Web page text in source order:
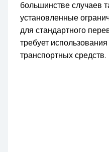
большинстве случаев
установленные
для стандартного
требует
транспортных средств.